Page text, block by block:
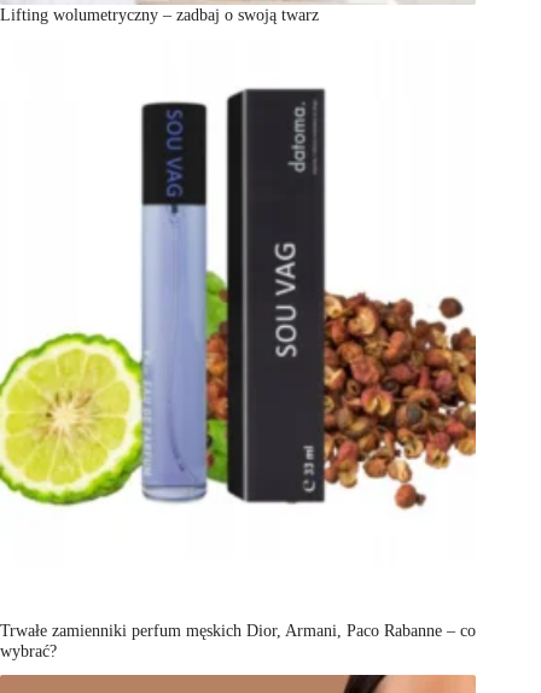
Lifting wolumetryczny – zadbaj o swoją twarz
Trwałe zamienniki perfum męskich Dior, Armani, Paco Rabanne – co
wybrać?